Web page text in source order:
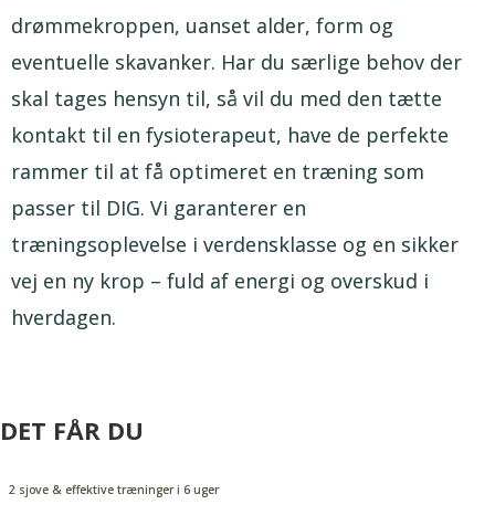
drømmekroppen, uanset alder, form og
eventuelle skavanker. Har du særlige behov der
skal tages hensyn til, så vil du med den tætte
kontakt til en fysioterapeut, have de perfekte
rammer til at få optimeret en træning som
passer til DIG. Vi garanterer en
træningsoplevelse i verdensklasse og en sikker
vej en ny krop – fuld af energi og overskud i
hverdagen.
DET FÅR DU
2 sjove & effektive træninger i 6 uger